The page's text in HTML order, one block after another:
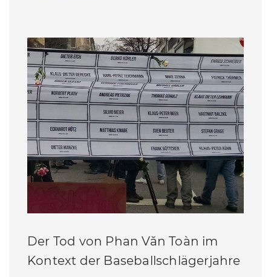
Der Tod von Phan Văn Toàn im
Kontext der Baseballschlägerjahre